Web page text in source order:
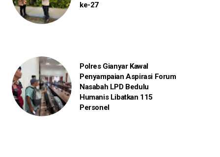
ke-27
Polres Gianyar Kawal
Penyampaian Aspirasi Forum
Nasabah LPD Bedulu
Humanis Libatkan 115
Personel